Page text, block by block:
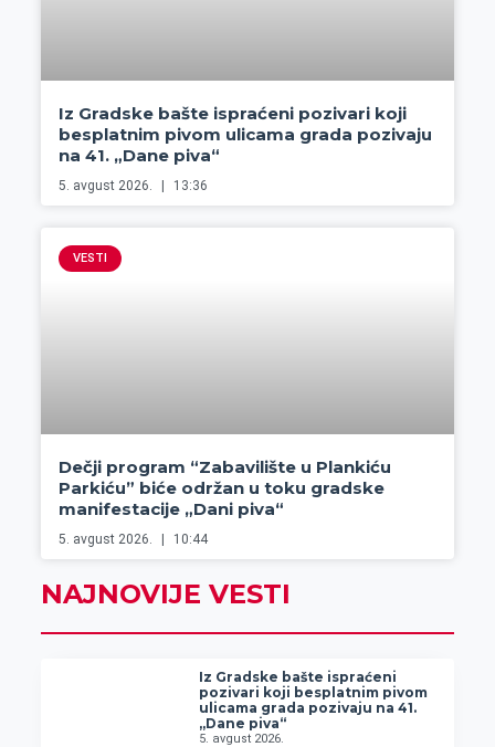
Iz Gradske bašte ispraćeni pozivari koji
besplatnim pivom ulicama grada pozivaju
na 41. „Dane piva“
5. avgust 2026. 13:36
VESTI
Dečji program “Zabavilište u Plankiću
Parkiću” biće održan u toku gradske
manifestacije „Dani piva“
5. avgust 2026. 10:44
NAJNOVIJE VESTI
Iz Gradske bašte ispraćeni
pozivari koji besplatnim pivom
ulicama grada pozivaju na 41.
„Dane piva“
5. avgust 2026.